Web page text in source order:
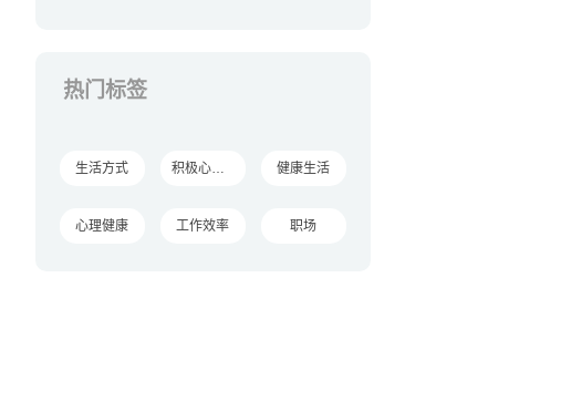
热门标签
生活方式 积极心理学 健康生活
心理健康 工作效率 职场